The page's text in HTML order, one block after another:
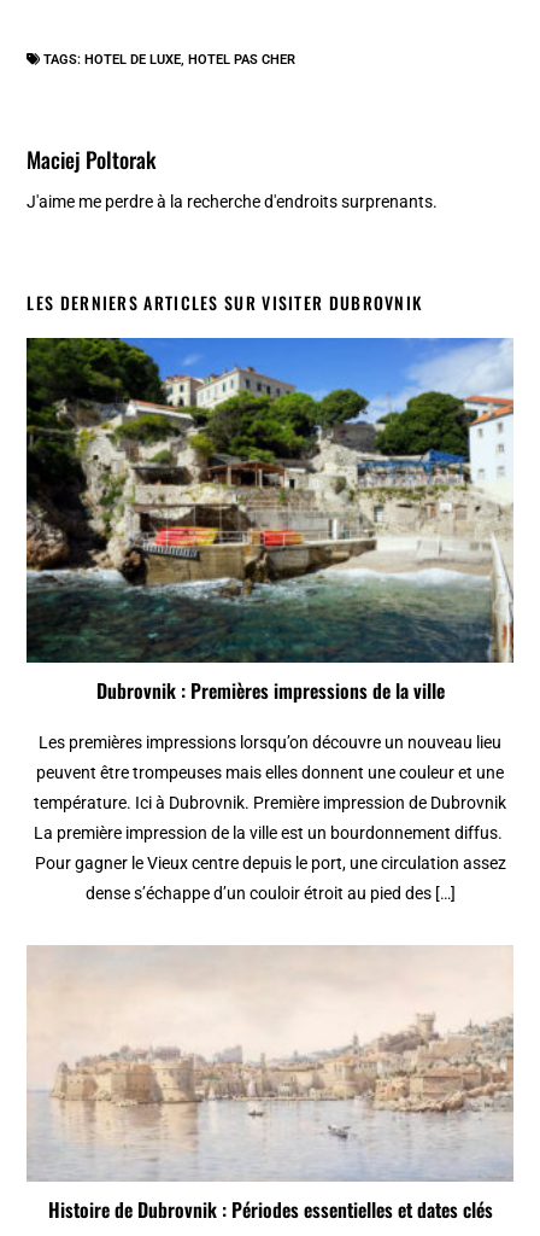
TAGS: HOTEL DE LUXE, HOTEL PAS CHER
Maciej Poltorak
J'aime me perdre à la recherche d'endroits surprenants.
LES DERNIERS ARTICLES SUR VISITER DUBROVNIK
Dubrovnik : Premières impressions de la ville
Les premières impressions lorsqu’on découvre un nouveau lieu
peuvent être trompeuses mais elles donnent une couleur et une
température. Ici à Dubrovnik. Première impression de Dubrovnik
La première impression de la ville est un bourdonnement diffus.
Pour gagner le Vieux centre depuis le port, une circulation assez
dense s’échappe d’un couloir étroit au pied des […]
Histoire de Dubrovnik : Périodes essentielles et dates clés